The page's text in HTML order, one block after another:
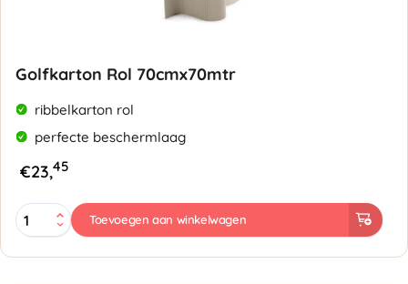
Golfkarton Rol 70cmx70mtr
ribbelkarton rol
perfecte beschermlaag
€23,45
Golfkarton
Rol
aantal
Toevoegen aan winkelwagen